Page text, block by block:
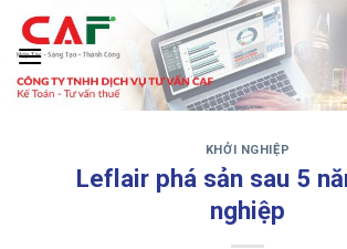
Skip
content
‹ ›
KHỞI NGHIỆP
Leflair phá sản sau 5
nghiệp